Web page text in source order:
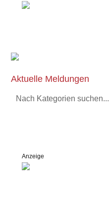
Aktuelle Meldungen
Nach Kategorien suchen...
Anzeige